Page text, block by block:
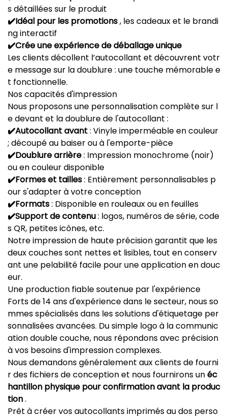
s détaillées sur le produit
✔️Idéal pour les promotions, les cadeaux et le brandi
ng interactif
✔️Crée une expérience de déballage unique
Les clients décollent l’autocollant et découvrent votr
e message sur la doublure : une touche mémorable e
t fonctionnelle.
Nos capacités d'impression
Nous proposons une personnalisation complète sur l
e devant et la doublure de l'autocollant :
✔️Autocollant avant: Vinyle imperméable en couleur
; découpé au baiser ou à l'emporte-pièce
✔️Doublure arrière: Impression monochrome (noir)
ou en couleur disponible
✔️Formes et tailles: Entièrement personnalisables p
our s'adapter à votre conception
✔️Formats: Disponible en rouleaux ou en feuilles
✔️Support de contenu: logos, numéros de série, code
s QR, petites icônes, etc.
Notre impression de haute précision garantit que les
deux couches sont nettes et lisibles, tout en conserv
ant une pelabilité facile pour une application en douc
eur.
Une production fiable soutenue par l'expérience
Forts de 14 ans d'expérience dans le secteur, nous so
mmes spécialisés dans les solutions d'étiquetage per
sonnalisées avancées. Du simple logo à la communic
ation double couche, nous répondons avec précision
à vos besoins d'impression complexes.
Nous demandons généralement aux clients de fourni
r des fichiers de conception et nous fournirons unéc
hantillon physique pour confirmation avant la produc
tion.
Prêt à créer vos autocollants imprimés au dos perso